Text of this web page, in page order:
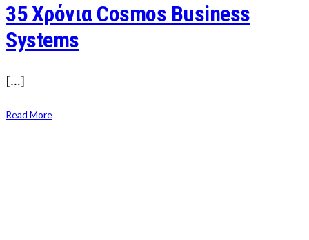
35 Χρόνια Cosmos Business
Systems
[…]
Read More